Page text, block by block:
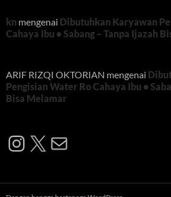
kn mengenai Dibutuhkan Karyawan
Cahaya Ibu • Sabang – Tanpa Ijazah
ARIF RIZQI OKTORIAN mengenai
Pengisian Water Ro Cahaya Ibu •
Bisa Melamar
Instagram
X Mail